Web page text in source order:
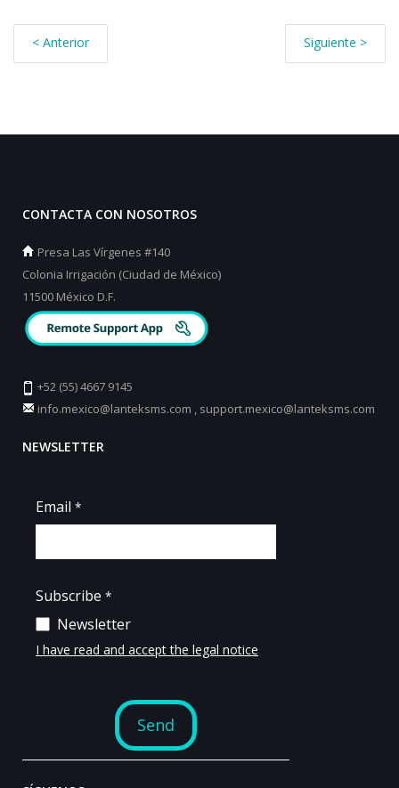
< Anterior Siguiente >
CONTACTA CON NOSOTROS
Presa Las Vírgenes #140
Colonia Irrigación (Ciudad de México)
11500 México D.F.
+52 (55) 4667 9145
info.mexico@lanteksms.com , support.mexico@lanteksms.com
NEWSLETTER